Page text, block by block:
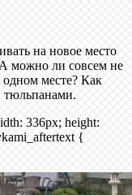
на новое место
можно ли совсем не
месте? Как
тюльпанами.
336px; height:
{